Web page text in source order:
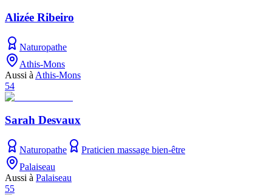
Alizée Ribeiro
Naturopathe
Athis-Mons
Aussi à Athis-Mons
54
Sarah Desvaux
Naturopathe
Praticien massage bien-être
Palaiseau
Aussi à Palaiseau
55